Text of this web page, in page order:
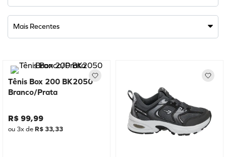
Mais Recentes
Tênis Box 200 BK2050
Branco/Prata
R$ 99,99
ou 3x de R$ 33,33